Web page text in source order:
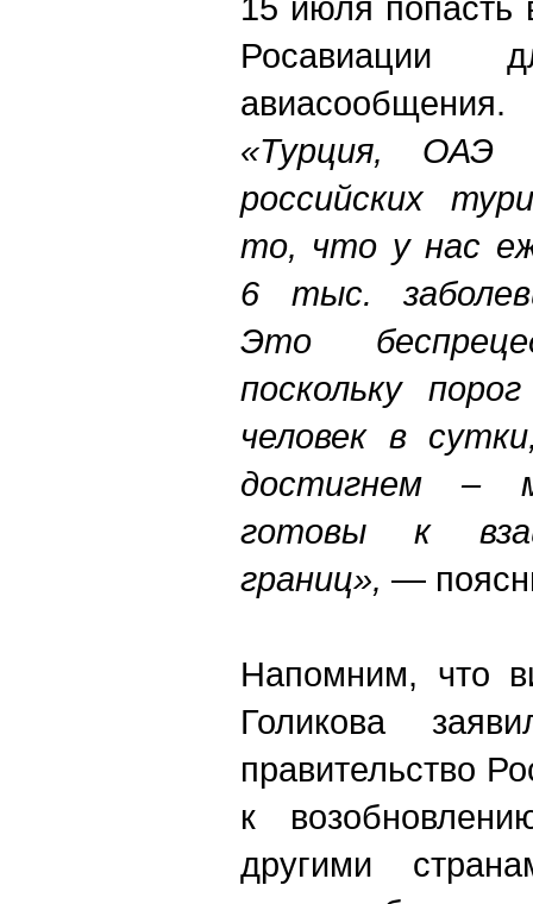
Росавиации
авиасообщения.
«Турция, ОАЭ
российских
то, что у нас
6 тыс.
Это
поскольку
человек в
достигнем –
готовы к
границ», —
Напомним, что
Голикова
правительство
к
другими